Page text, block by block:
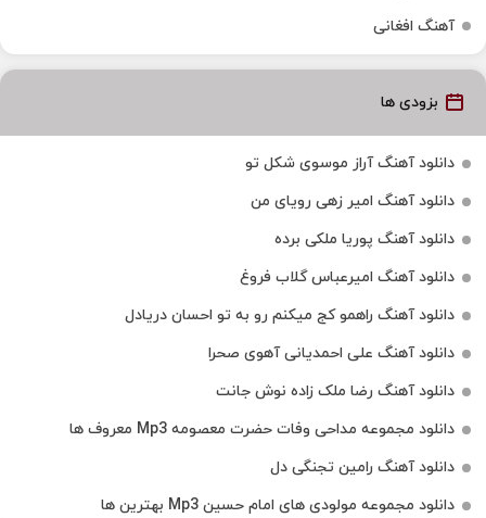
آهنگ افغانی
بزودی ها
دانلود آهنگ آراز موسوی شکل تو
دانلود آهنگ امیر زهی رویای من
دانلود آهنگ پوریا ملکی برده
دانلود آهنگ امیرعباس گلاب فروغ
دانلود آهنگ راهمو کج میکنم رو به تو احسان دریادل
دانلود آهنگ علی احمدیانی آهوی صحرا
دانلود آهنگ رضا ملک زاده نوش جانت
دانلود مجموعه مداحی وفات حضرت معصومه Mp3 معروف ها
دانلود آهنگ رامین تجنگی دل
دانلود مجموعه مولودی های امام حسین Mp3 بهترین ها